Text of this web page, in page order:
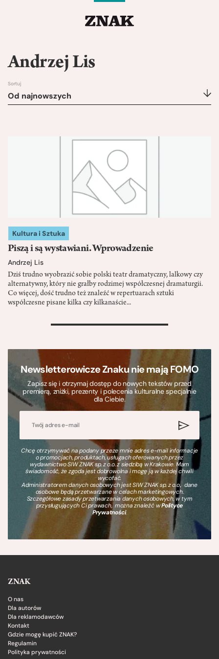
Andrzej Lis
Sortuj
Od najnowszych
Kultura i Sztuka
Piszą i są wystawiani. Wprowadzenie
Andrzej Lis
Dziś trudno wyobrazić sobie polski teatr dramatyczny, lalkowy czy
alternatywny, który nie grałby rodzimej współczesnej dramaturgii.
Co więcej, dość trudno też znaleźć w repertuarach sztuki
współczesne pisane kilka czy kilkanaście...
>
Newsletterowicze Znaku nie mają FOMO
Zapisz się i otrzymaj dostęp do nowych tekstów przed
premierą, zniżki, prezenty i polecenia kulturalne specjalnie
dla Ciebie.
Chcę otrzymywać na podany przeze mnie adres e-mail informacje
o promocjach, produktach, usługach oferowanych przez
wydawnictwo SIW ZNAK sp. z o.o. z siedzibą w Krakowie. Mam
świadomość, że zgoda jest dobrowolna i mogę ją w każdej chwili
wycofać.
Administratorem danych osobowych jest SIW ZNAK sp. z o.o., dane
osobowe będą przetwarzane w celach marketingowych.
Szczegółowe zasady przetwarzania danych osobowych, w tym
przysługujących Ci prawach, można znaleźć wPolityce
Prywatności.
ZNAK
O nas
Dla autorów
Dla reklamodawców
Kontakt
Gdzie mogę kupić ZNAK?
Regulamin
Polityka prywatności